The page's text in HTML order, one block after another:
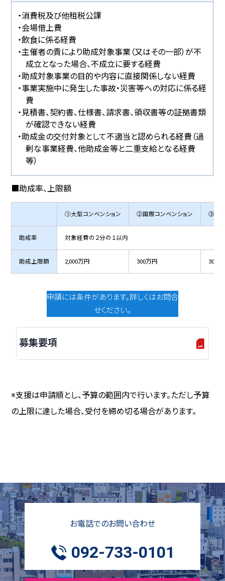
・消費税及び他租税公課
・会場借上費
・飲食に係る経費
・主催者の責により助成対象事業（又はその一部）が不
成立となった場合、不成立に要する経費
・助成対象事業の目的や内容に直接関係しない経費
・事業実施中に発生した事故・災害等への対応に係る経
費
・見積書、契約書、仕様書、請求書、領収書等の証拠書類
が確認できない経費
・助成金の交付対象として不適当と認められる経費（過
剰な事業経費、他助成金等と二重支給となる経費
等）
■助成率、上限額
①大型コンベンション ②国際コンベンション ③ミー
助成率 対象経費の２分の１以内
助成上限額 2,000万円 300万円 300
申請には条件があります。詳しくはお問合
せください。
募集要項
※支援は申請順とし、予算の範囲内で行います。ただし予算
の上限に達した場合、受付を締め切る場合があります。
お電話でのお問い合わせ
092-733-0101